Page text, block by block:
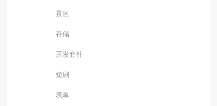
景区
存储
开发套件
短剧
表单